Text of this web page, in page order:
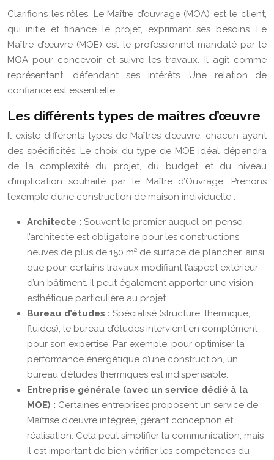
Clarifions les rôles. Le Maître d’ouvrage (MOA) est le client,
qui initie et finance le projet, exprimant ses besoins. Le
Maître d’œuvre (MOE) est le professionnel mandaté par le
MOA pour concevoir et suivre les travaux. Il agit comme
représentant, défendant ses intérêts. Une relation de
confiance est essentielle.
Les différents types de maîtres d’œuvre
Il existe différents types de Maîtres d’œuvre, chacun ayant
des spécificités. Le choix du type de MOE idéal dépendra
de la complexité du projet, du budget et du niveau
d’implication souhaité par le Maître d’Ouvrage. Prenons
l’exemple d’une construction de maison individuelle :
Architecte : Souvent le premier auquel on pense,
l’architecte est obligatoire pour les constructions
neuves de plus de 150 m² de surface de plancher, ainsi
que pour certains travaux modifiant l’aspect extérieur
d’un bâtiment. Il peut également apporter une vision
esthétique particulière au projet.
Bureau d’études : Spécialisé (structure, thermique,
fluides), le bureau d’études intervient en complément
pour son expertise. Par exemple, pour optimiser la
performance énergétique d’une construction, un
bureau d’études thermiques est indispensable.
Entreprise générale (avec un service dédié à la
MOE) : Certaines entreprises proposent un service de
Maîtrise d’œuvre intégrée, gérant conception et
réalisation. Cela peut simplifier la communication, mais
il est important de bien vérifier les compétences du